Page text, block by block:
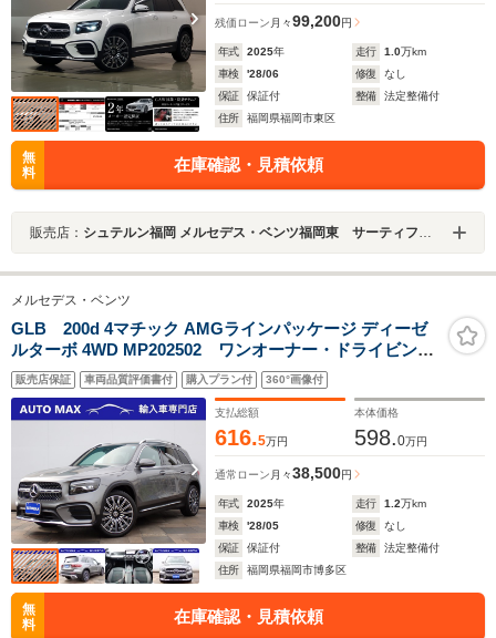
残価ローン 月々99,200円
年式 2025年 走行 1.0万km
車検
'28/06 修復
なし
保証
保証付 整備
法定整備付
住所
福岡県福岡市東区
無
料
在庫確認・見積依頼
販売店： シュテルン福岡 メルセデス・ベンツ福岡東 サーティファイドカーセンター
メルセデス・ベンツ
GLB 200d 4マチック AMGラインパッケージ ディーゼ
ルターボ 4WD MP202502 ワンオーナー・ドライビング
アシスタンスパッケージ・
販売店保証 車両品質評価書付 購入プラン付 360°画像付
支払総額
616.5万円
本体価格
598.0万円
通常ローン 月々38,500円
年式 2025年 走行 1.2万km
車検
'28/05 修復
なし
保証
保証付 整備
法定整備付
住所
福岡県福岡市博多区
無
料
在庫確認・見積依頼